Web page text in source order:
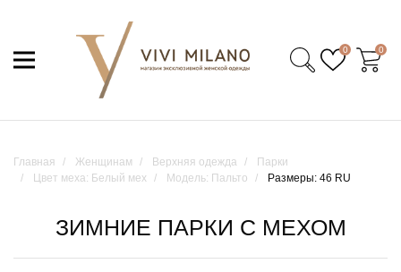
0 0
Главная Женщинам Верхняя одежда
Парки
Цвет меха: Белый мех
Модель: Пальто Размеры: 46 RU
ЗИМНИЕ ПАРКИ С МЕХОМ